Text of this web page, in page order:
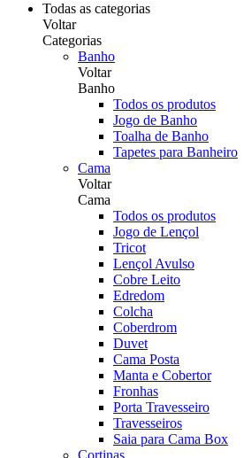
Todas as categorias
Voltar
Categorias
Banho
Voltar
Banho
Todos os produtos
Jogo de Banho
Toalha de Banho
Tapetes para Banheiro
Cama
Voltar
Cama
Todos os produtos
Jogo de Lençol
Tricot
Lençol Avulso
Cobre Leito
Edredom
Colcha
Coberdrom
Duvet
Cama Posta
Manta e Cobertor
Fronhas
Porta Travesseiro
Travesseiros
Saia para Cama Box
Cortinas